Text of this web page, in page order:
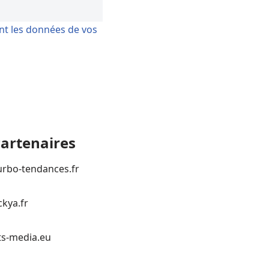
les données de vos
tendances.fr
media.eu